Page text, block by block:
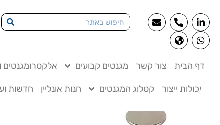
דף הבית צור קשר מגנטים קבועים אלקטרומגנטים
יכולות ייצור קטלוג המגנטים חנות אונליין חדשות